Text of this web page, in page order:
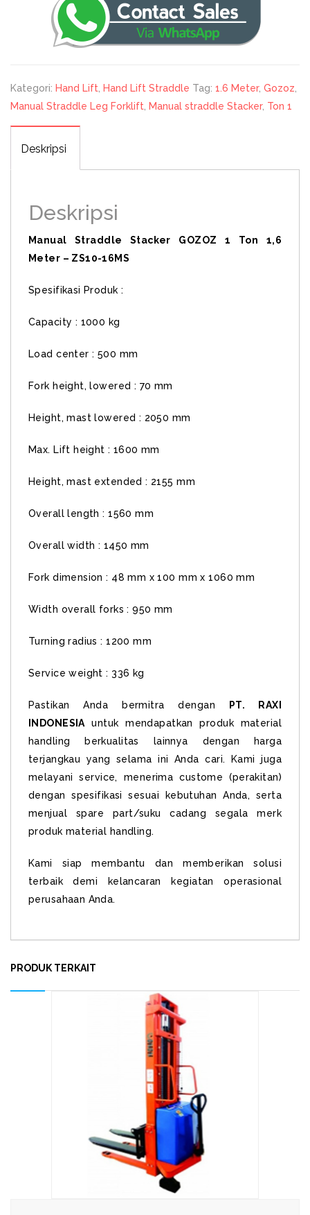
Kategori: Hand Lift Hand Lift Straddle Tag: 1.6 Meter, Gozoz
Manual Straddle Leg Forklift Manual straddle Stacker, Ton 1
Deskripsi
Deskripsi
Manual Straddle Stacker GOZOZ 1 Ton 1,6
Meter – ZS10-16MS
Spesifikasi Produk :
Capacity : 1000 kg
Load center : 500 mm
Fork height, lowered : 70 mm
Height, mast lowered : 2050 mm
Max. Lift height : 1600 mm
Height, mast extended : 2155 mm
Overall length : 1560 mm
Overall width : 1450 mm
Fork dimension : 48 mm x 100 mm x 1060 mm
Width overall forks : 950 mm
Turning radius : 1200 mm
Service weight : 336 kg
Pastikan Anda bermitra dengan
PT. RAXI
INDONESIA untuk mendapatkan produk material
handling berkualitas lainnya dengan harga
terjangkau yang selama ini Anda cari. Kami juga
melayani service, menerima custome (perakitan)
dengan spesifikasi sesuai kebutuhan Anda, serta
menjual spare part/suku cadang segala merk
produk material handling.
Kami siap membantu dan memberikan solusi
terbaik demi kelancaran kegiatan operasional
perusahaan Anda.
PRODUK TERKAIT